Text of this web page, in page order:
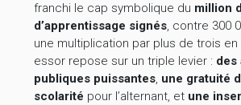
franchi le cap symbolique du million
d’apprentissage signés, contre 300
une multiplication par plus de trois en
essor repose sur un triple levier : des
publiques puissantes, une gratuité
scolarité pour l’alternant, et une